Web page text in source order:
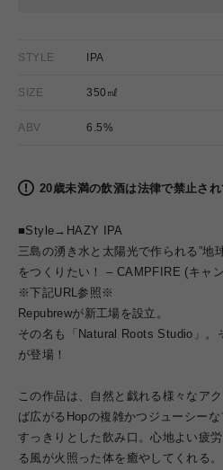
STYLE IPA
SIZE 350㎖
ABV 6.5%
20歳未満の飲酒は法律で禁止さ
■Style→HAZY IPA
三島の湧き水と太陽光で作られる”地
をつくりたい！ – CAMPFIRE (キャ
※下記URL参照※
Repubrewが新工場を設立。
その名も
「Natural Roots Studio」。
が登場！
この作品は、自然と戯れる様々なア
ば広がるHopの複雑かつジューシー
すっきりとした飲み口。心地よい疲
る風が火照った体を癒やしてくれる